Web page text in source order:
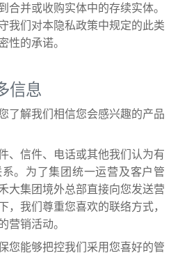
合并或收购实体中的存续实体。
我们对本隐私政策中规定的此类
性的承诺。
信息
了解我们相信您会感兴趣的产品
、信件、电话或其他我们认为有
。为了集团统一运营及客户管
大集团境外总部直接向您发送营
，我们尊重您喜欢的联络方式，
营销活动。
您能够把控我们采用您喜好的管